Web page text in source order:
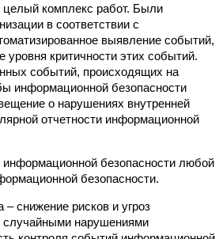
целый комплекс работ. Были
в соответствии с
выявление событий,
критичности этих событий.
событий, происходящих на
информационной безопасности
о нарушениях внутренней
отчетности информационной
безопасности любой
безопасности.
снижение рисков и угроз
случайными нарушениями